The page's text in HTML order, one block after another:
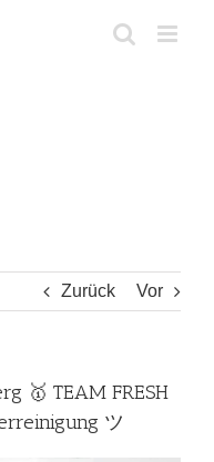
Zurück Vor
🥇 TEAM FRESH
ツ